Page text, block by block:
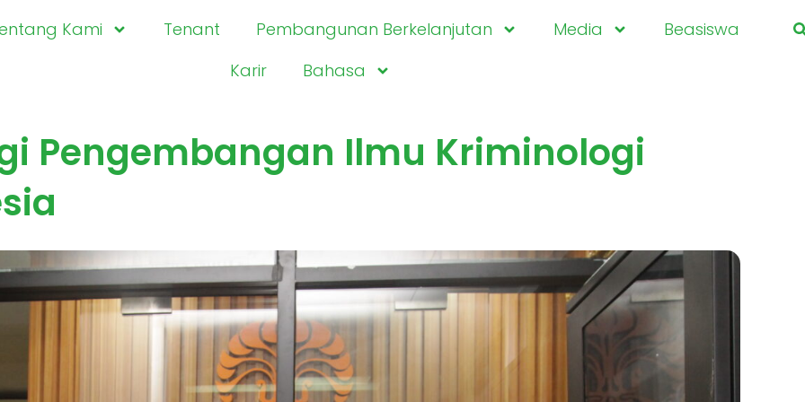
Kami Tenant Pembangunan Berkelanjutan Media
Beasiswa
Karir
Bahasa
Pengembangan Ilmu Kriminologi